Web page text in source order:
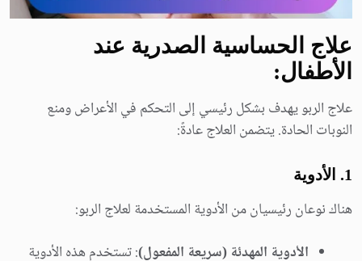
علاج الحساسية الصدرية عند
الأطفال:
علاج الربو يهدف بشكل رئيسي إلى التحكم في الأعراض ومنع
النوبات الحادة. يتضمن العلاج عادةً:
1. الأدوية
هناك نوعان رئيسيان من الأدوية المستخدمة لعلاج الربو:
الأدوية المهدئة (سريعة المفعول): تستخدم هذه الأدوية